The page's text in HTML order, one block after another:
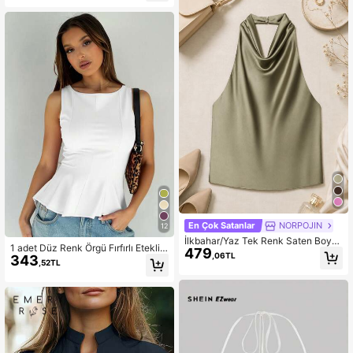
12
1 adet Düz Renk Örgü Fırfırlı Etekli
Günlük Bluz, Yazlık Beyaz
343 ,52TL
En Çok Satanlar NORPOJIN
İlkbahar/Yaz Tek Renk Saten Boyu
ndan Bağlamalı Sırtı Açık Üst
479 ,06TL